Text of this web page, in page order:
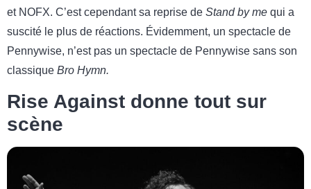
et NOFX. C’est cependant sa reprise de Stand by me qui a
suscité le plus de réactions. Évidemment, un spectacle de
Pennywise, n’est pas un spectacle de Pennywise sans son
classique Bro Hymn.
Rise Against donne tout sur
scène